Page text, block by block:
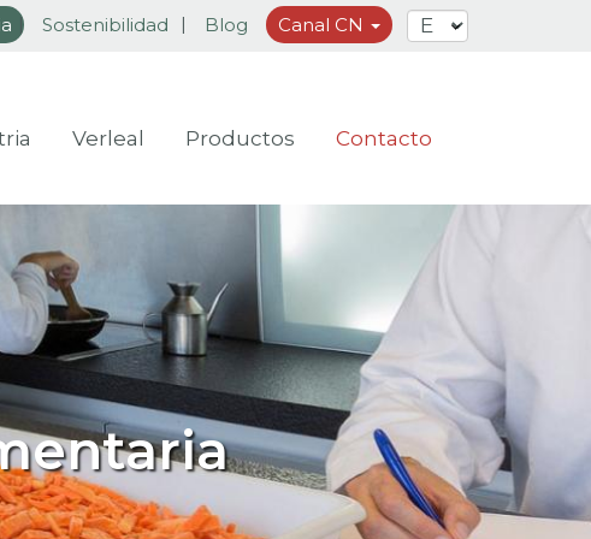
Sostenibilidad Blog Canal CN
Verleal Productos Contacto